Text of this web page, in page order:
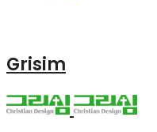
Grisim